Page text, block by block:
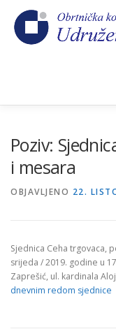
sadržaj
Poziv:
i mesara
OBJAVLJENO 22.
Sjednica Ceha trgovaca,
srijeda / 2019. godine u
Zaprešić, ul. kardinala
dnevnim redom sjednice